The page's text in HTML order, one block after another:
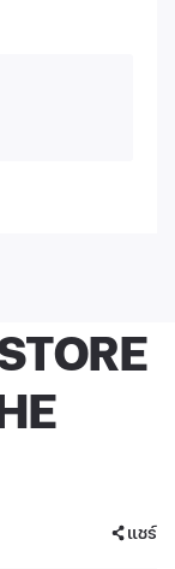
แชร์